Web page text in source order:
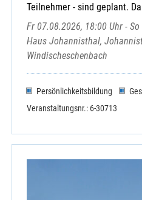
Teilnehmer - sind geplant.
Fr 07.08.2026, 18:00 Uhr -
Haus Johannisthal,
Windischeschenbach
Persönlichkeitsbildung
Veranstaltungsnr.: 6-30713